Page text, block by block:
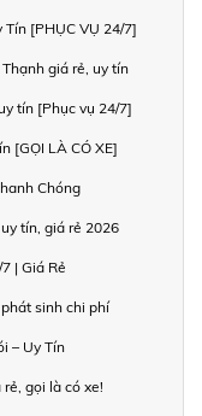
Tín [PHỤC VỤ 24/7]
giá rẻ, uy tín
tín [Phục vụ 24/7]
[GỌI LÀ CÓ XE]
Chóng
tín, giá rẻ 2026
| Giá Rẻ
sinh chi phí
– Uy Tín
gọi là có xe!